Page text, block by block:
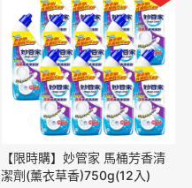
【限時購】妙管家 馬桶芳香清
潔劑(薰衣草香)750g(12入)